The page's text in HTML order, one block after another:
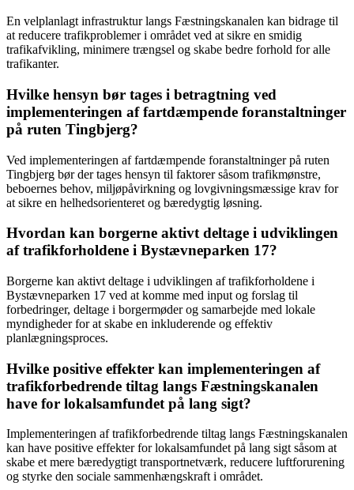
En velplanlagt infrastruktur langs Fæstningskanalen kan bidrage til
at reducere trafikproblemer i området ved at sikre en smidig
trafikafvikling, minimere trængsel og skabe bedre forhold for alle
trafikanter.
Hvilke hensyn bør tages i betragtning ved
implementeringen af fartdæmpende foranstaltninger
på ruten Tingbjerg?
Ved implementeringen af fartdæmpende foranstaltninger på ruten
Tingbjerg bør der tages hensyn til faktorer såsom trafikmønstre,
beboernes behov, miljøpåvirkning og lovgivningsmæssige krav for
at sikre en helhedsorienteret og bæredygtig løsning.
Hvordan kan borgerne aktivt deltage i udviklingen
af trafikforholdene i Bystævneparken 17?
Borgerne kan aktivt deltage i udviklingen af trafikforholdene i
Bystævneparken 17 ved at komme med input og forslag til
forbedringer, deltage i borgermøder og samarbejde med lokale
myndigheder for at skabe en inkluderende og effektiv
planlægningsproces.
Hvilke positive effekter kan implementeringen af
trafikforbedrende tiltag langs Fæstningskanalen
have for lokalsamfundet på lang sigt?
Implementeringen af trafikforbedrende tiltag langs Fæstningskanalen
kan have positive effekter for lokalsamfundet på lang sigt såsom at
skabe et mere bæredygtigt transportnetværk, reducere luftforurening
og styrke den sociale sammenhængskraft i området.